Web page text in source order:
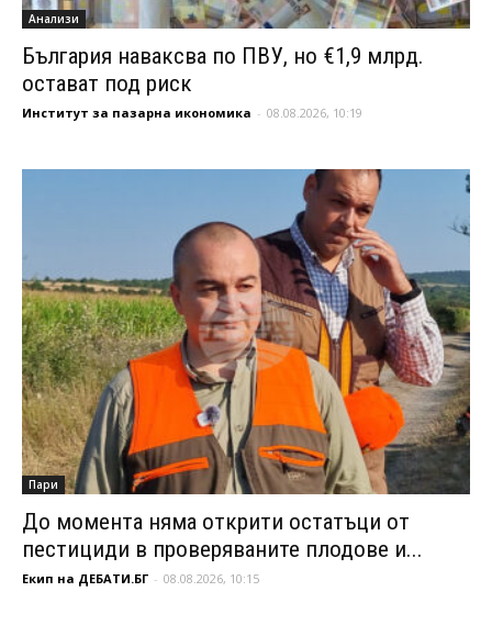
Анализи
България наваксва по ПВУ, но €1,9 млрд.
остават под риск
Институт за пазарна икономика - 08.08.2026, 10:19
Пари
До момента няма открити остатъци от
пестициди в проверяваните плодове и...
Екип на ДЕБАТИ.БГ - 08.08.2026, 10:15